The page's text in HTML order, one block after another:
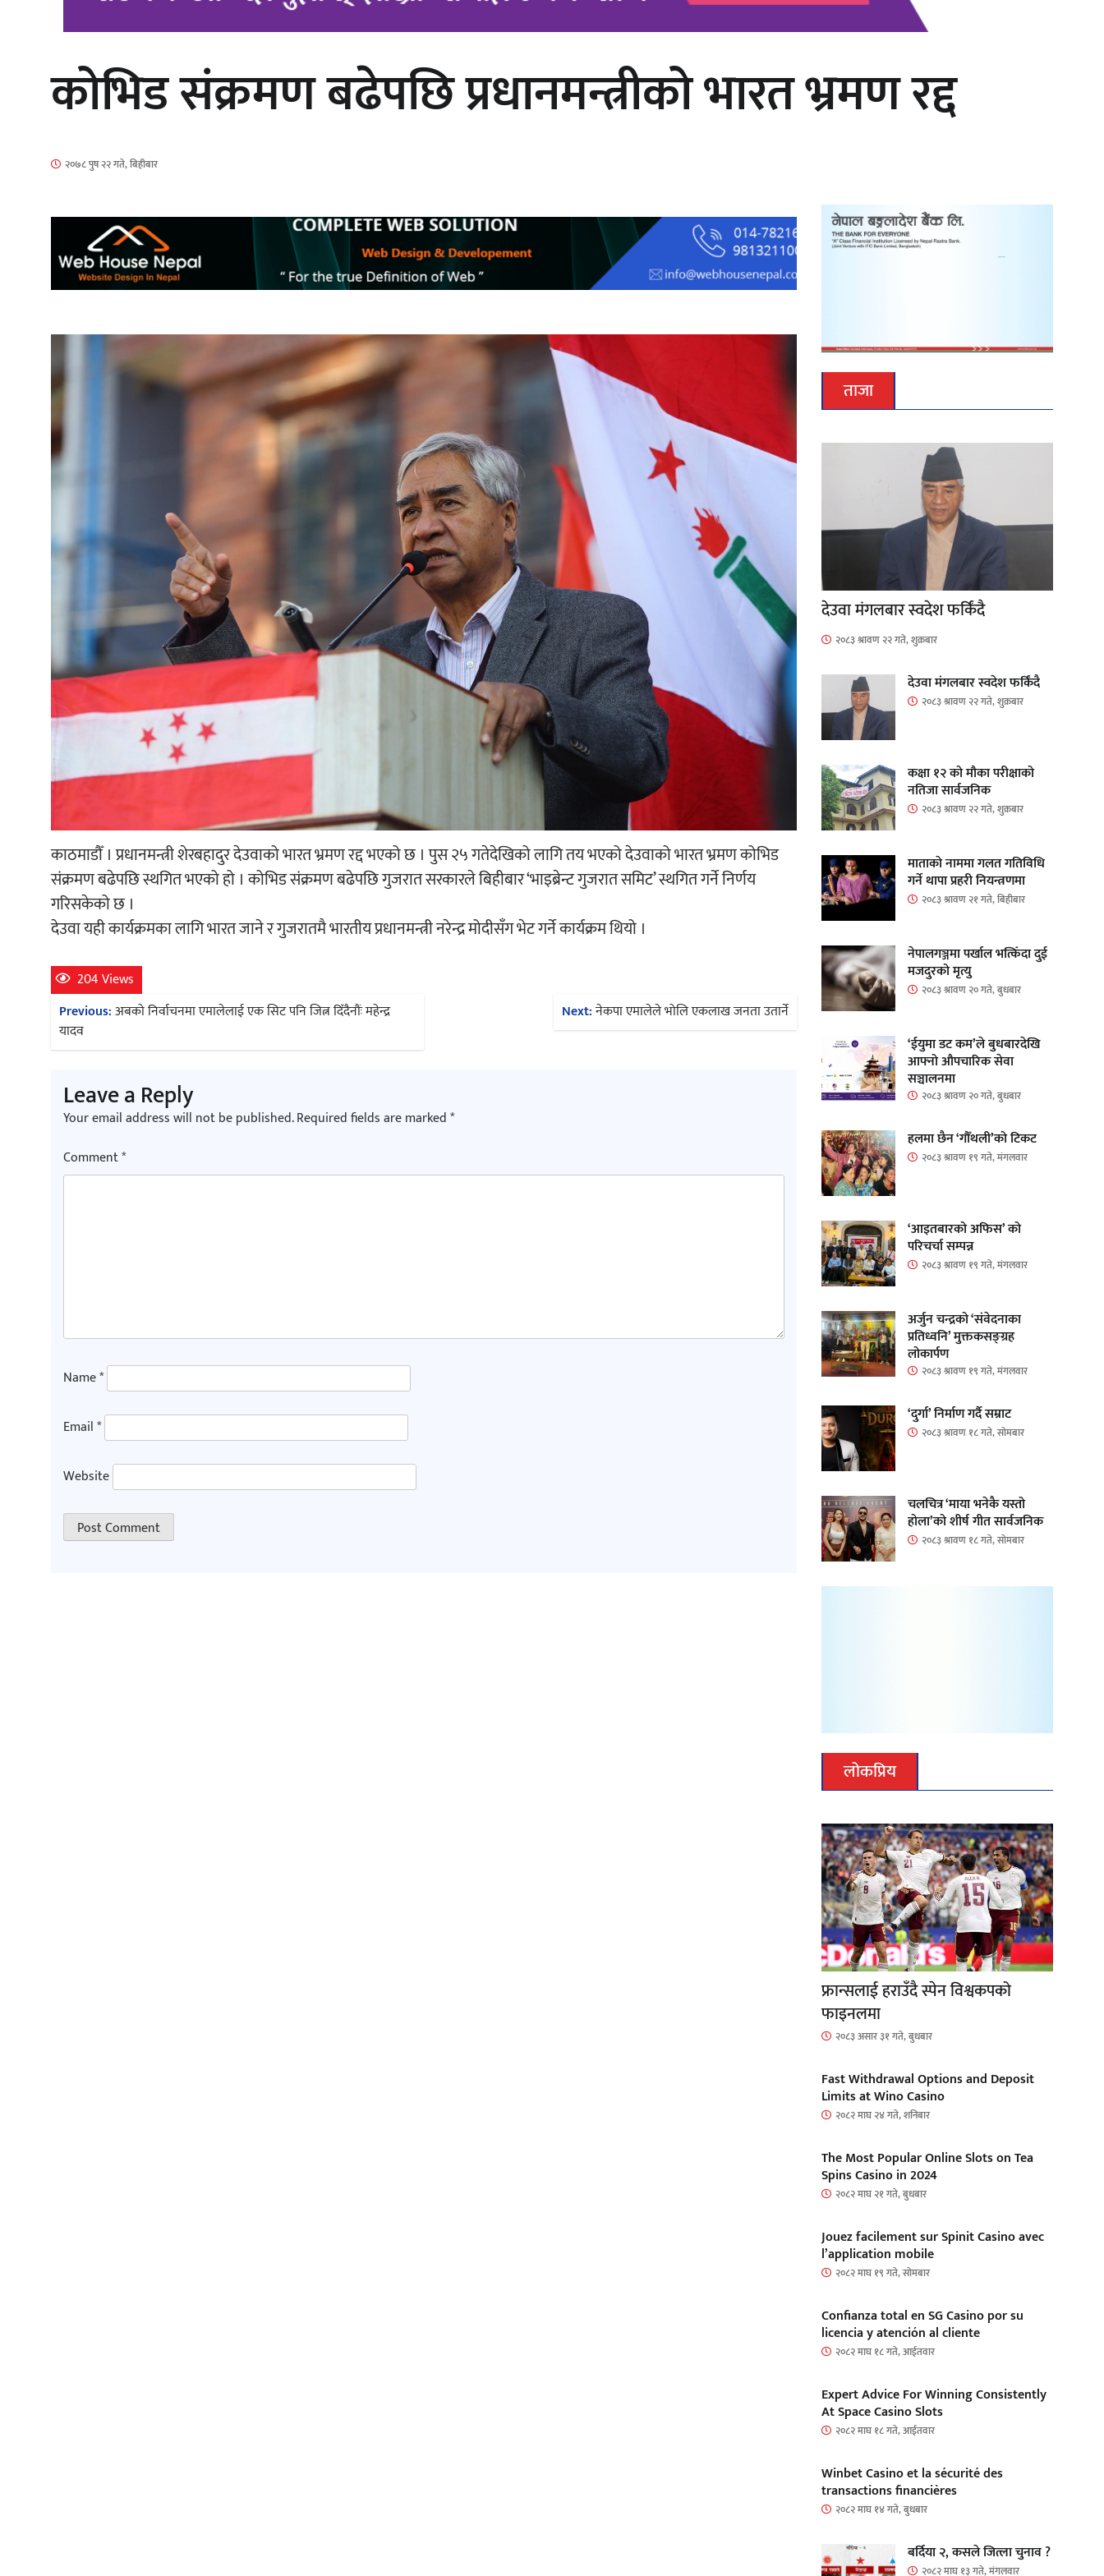
‘आइतबारको अफिस’ को परिचर्चा सम्पन्न
अर्जुन चन्द्रको ‘संवेदनाका प्रतिध्वनि’
मुक्तकसङ्ग्रह लोकार्पण
‘दुर्गा’ निर्माण गर्दै सम्राट
चलचित्र ‘माया भनेकै यस्तो होला’को शीर्ष
गीत सार्वजनिक
कोभिड संक्रमण बढेपछि प्रधानमन्त्रीको भारत भ्रमण रद्द
२०७८ पुष २२ गते, बिहीबार
काठमाडौँ । प्रधानमन्त्री शेरबहादुर देउवाको भारत भ्रमण रद्द भएको छ । पुस २५ गतेदेखिको लागि तय भएको देउवाको भारत भ्रमण कोभिड
संक्रमण बढेपछि स्थगित भएको हो । कोभिड संक्रमण बढेपछि गुजरात सरकारले बिहीबार ‘भाइब्रेन्ट गुजरात समिट’ स्थगित गर्ने निर्णय
गरिसकेको छ ।
देउवा यही कार्यक्रमका लागि भारत जाने र गुजरातमै भारतीय प्रधानमन्त्री नरेन्द्र मोदीसँग भेट गर्ने कार्यक्रम थियो ।
204 Views
Post
navigation
Previous:अबको निर्वाचनमा एमालेलाई एक सिट पनि जित्न दिँदैनौंः महेन्द्र
यादव
Next:नेकपा एमालेले भोलि एकलाख जनता उतार्ने
Leave a Reply
Your email address will not be published.Required fields are marked*
Comment*
Name*
Email*
Website
ताजा
देउवा मंगलबार स्वदेश फर्किंदै
२०८३ श्रावण २२ गते, शुक्रबार
देउवा मंगलबार स्वदेश फर्किंदै
२०८३ श्रावण २२ गते, शुक्रबार
कक्षा १२ को मौका परीक्षाको
नतिजा सार्वजनिक
२०८३ श्रावण २२ गते, शुक्रबार
माताकाे नाममा गलत गतिविधि
गर्ने थापा प्रहरी नियन्त्रणमा
२०८३ श्रावण २१ गते, बिहीबार
नेपालगञ्जमा पर्खाल भत्किँदा दुई
मजदुरको मृत्यु
२०८३ श्रावण २० गते, बुधबार
‘ईयुमा डट कम’ले बुधबारदेखि
आफ्नो औपचारिक सेवा
सञ्चालनमा
२०८३ श्रावण २० गते, बुधबार
हलमा छैन ‘गौँथली’को टिकट
२०८३ श्रावण १९ गते, मंगलवार
‘आइतबारको अफिस’ को
परिचर्चा सम्पन्न
२०८३ श्रावण १९ गते, मंगलवार
अर्जुन चन्द्रको ‘संवेदनाका
प्रतिध्वनि’ मुक्तकसङ्ग्रह
लोकार्पण
२०८३ श्रावण १९ गते, मंगलवार
‘दुर्गा’ निर्माण गर्दै सम्राट
२०८३ श्रावण १८ गते, सोमबार
चलचित्र ‘माया भनेकै यस्तो
होला’को शीर्ष गीत सार्वजनिक
२०८३ श्रावण १८ गते, सोमबार
लोकप्रिय
फ्रान्सलाई हराउँदै स्पेन विश्वकपको
फाइनलमा
२०८३ असार ३१ गते, बुधबार
Fast Withdrawal Options and Deposit
Limits at Wino Casino
२०८२ माघ २४ गते, शनिबार
The Most Popular Online Slots on Tea
Spins Casino in 2024
२०८२ माघ २१ गते, बुधबार
Jouez facilement sur Spinit Casino avec
l’application mobile
२०८२ माघ १९ गते, सोमबार
Confianza total en SG Casino por su
licencia y atención al cliente
२०८२ माघ १८ गते, आईतवार
Expert Advice For Winning Consistently
At Space Casino Slots
२०८२ माघ १८ गते, आईतवार
Winbet Casino et la sécurité des
transactions financières
२०८२ माघ १४ गते, बुधबार
बर्दिया २, कसले जित्ला चुनाव ?
२०८२ माघ १३ गते, मंगलवार